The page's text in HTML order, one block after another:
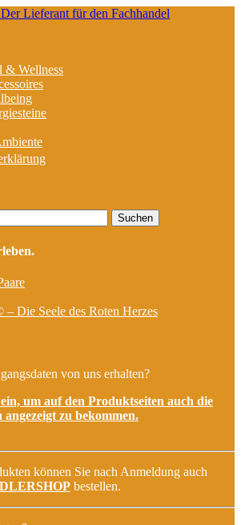
& Wellness
Die Seele des Roten Herzes
von uns erhalten?
um auf den Produktseiten auch die
zu bekommen.
können Sie nach Anmeldung auch
bestellen.